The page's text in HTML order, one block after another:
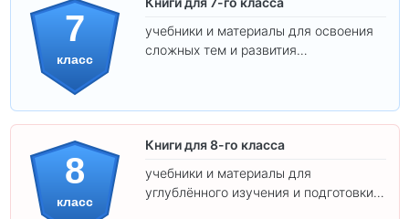
7
класс
учебники и материалы для освоения
сложных тем и развития
8
класс
Книги для 8-го класса
учебники и материалы для
углублённого изучения и подготовки к